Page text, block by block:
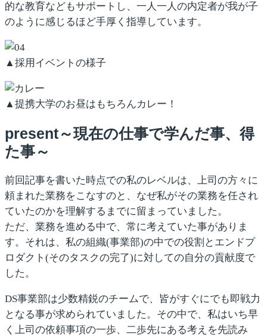
的な教育などもサポートし、一人一人の内定者が我が子
のように感じるほど手厚く指導しています。
▲採用イベントの様子
▲提携大学のお昼はもちろんカレー！
present～現在の仕事で学んだ事、得
た事～
前回記事を書いた時点での私のレベルは、上司の方々に
頼まれた業務をこなすのと、なぜ私がその業務を任され
ていたのかを理解するまでに留まっていました。
ただ、業務を進める中で、常に考えていた事がありま
す。それは、私の組織(事業部)の中での役割とエンドプ
ロダクト(そのタスクの完了)に対しての自分の貢献度で
した。
DS事業部は少数精鋭のチームで、皆がすぐにでも即戦力
となる事が求められていました。その中で、私はいち早
く上司の依頼事項の一歩、二歩先にある考えを先読み